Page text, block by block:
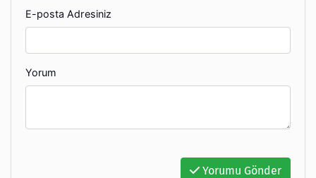
E-posta Adresiniz
Yorum
Yorumu Gönder